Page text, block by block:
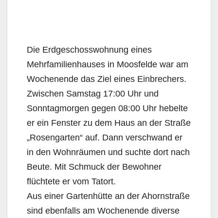
Die Erdgeschosswohnung eines
Mehrfamilienhauses in Moosfelde war am
Wochenende das Ziel eines Einbrechers.
Zwischen Samstag 17:00 Uhr und
Sonntagmorgen gegen 08:00 Uhr hebelte
er ein Fenster zu dem Haus an der Straße
„Rosengarten“ auf. Dann verschwand er
in den Wohnräumen und suchte dort nach
Beute. Mit Schmuck der Bewohner
flüchtete er vom Tatort.
Aus einer Gartenhütte an der Ahornstraße
sind ebenfalls am Wochenende diverse